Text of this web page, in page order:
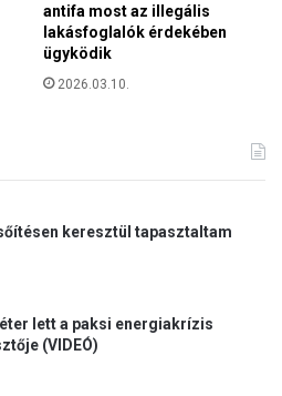
antifa most az illegális
lakásfoglalók érdekében
ügyködik
2026.03.10.
keresztül tapasztaltam
lett a paksi energiakrízis
(VIDEÓ)